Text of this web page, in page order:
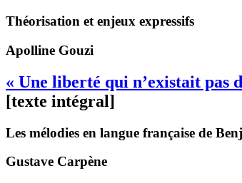
Théorisation et enjeux expressifs
Apolline Gouzi
« Une liberté qui n’existait pas
[texte intégral]
Les mélodies en langue française de
Gustave Carpène